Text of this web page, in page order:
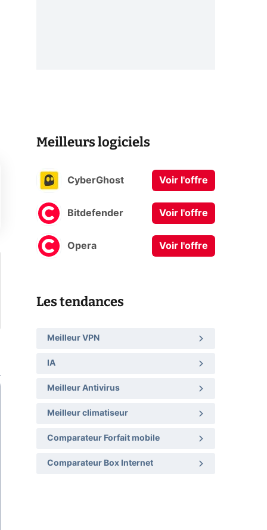
Meilleurs logiciels
CyberGhost Voir l'offre
Bitdefender Voir l'offre
Opera Voir l'offre
Les tendances
Meilleur VPN
IA
Meilleur Antivirus
Meilleur climatiseur
Comparateur Forfait mobile
Comparateur Box Internet